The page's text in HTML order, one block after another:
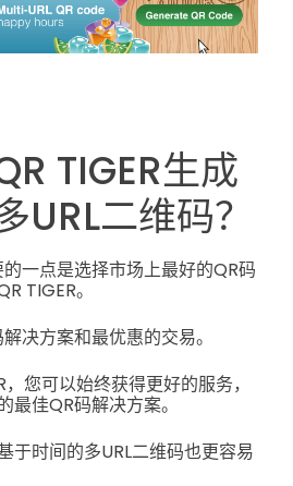
TIGER生成
URL二维码？
一点是选择市场上最好的QR码
TIGER。
决方案和最优惠的交易。
您可以始终获得更好的服务，
最佳QR码解决方案。
于时间的多URL二维码也更容易